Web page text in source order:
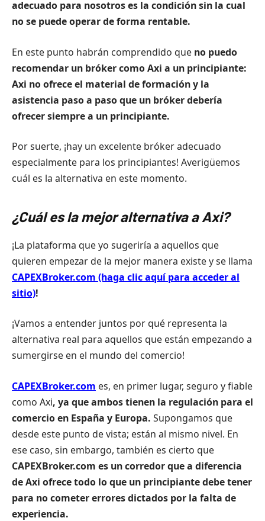
adecuado para nosotros es la condición sin la cual
no se puede operar de forma rentable.
En este punto habrán comprendido que no puedo
recomendar un bróker como Axi a un principiante:
Axi no ofrece el material de formación y la
asistencia paso a paso que un bróker debería
ofrecer siempre a un principiante.
Por suerte, ¡hay un excelente bróker adecuado
especialmente para los principiantes! Averigüemos
cuál es la alternativa en este momento.
¿Cuál es la mejor alternativa a Axi?
¡La plataforma que yo sugeriría a aquellos que
quieren empezar de la mejor manera existe y se llama
CAPEXBroker.com (haga clic aquí para acceder al
sitio)!
¡Vamos a entender juntos por qué representa la
alternativa real para aquellos que están empezando a
sumergirse en el mundo del comercio!
CAPEXBroker.com es, en primer lugar, seguro y fiable
como Axi, ya que ambos tienen la regulación para el
comercio en España y Europa. Supongamos que
desde este punto de vista; están al mismo nivel. En
ese caso, sin embargo, también es cierto que
CAPEXBroker.com es un corredor que a diferencia
de Axi ofrece todo lo que un principiante debe tener
para no cometer errores dictados por la falta de
experiencia.